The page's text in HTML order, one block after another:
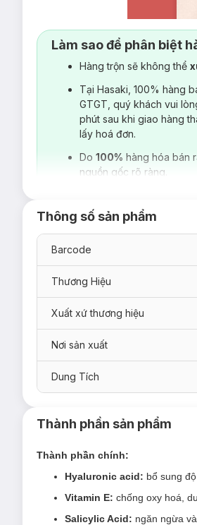
Làm sao để phân biệt
Hàng trộn sẽ không thể
Tại Hasaki, 100% hàng
GTGT, quý khách vui
phút sau khi giao hàng
lấy hoá đơn.
Do 100% hàng hóa bán
nguồn gốc rõ ràng.
Thông số sản phẩm
Barcode
Thương Hiệu
Xuất xứ thương hiệu
Nơi sản xuất
Dung Tích
Thành phần sản phẩm
Thành phần chính:
Hyaluronic acid: bổ sung
Vitamin E: chống oxy hoá,
Salicylic Acid: ngăn ngừa